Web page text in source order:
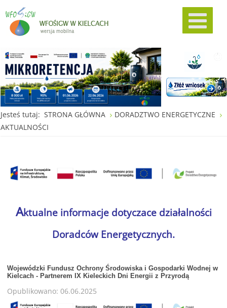
Jesteś tutaj: STRONA GŁÓWNA
DORADZTWO ENERGETYCZNE
AKTUALNOŚCI
Aktualne informacje dotyczace działalności
Doradców Energetycznych.
Wojewódzki Fundusz Ochrony Środowiska i Gospodarki Wodnej w
Kielcach - Partnerem IX Kieleckich Dni Energii z Przyrodą
Opublikowano: 06.06.2025